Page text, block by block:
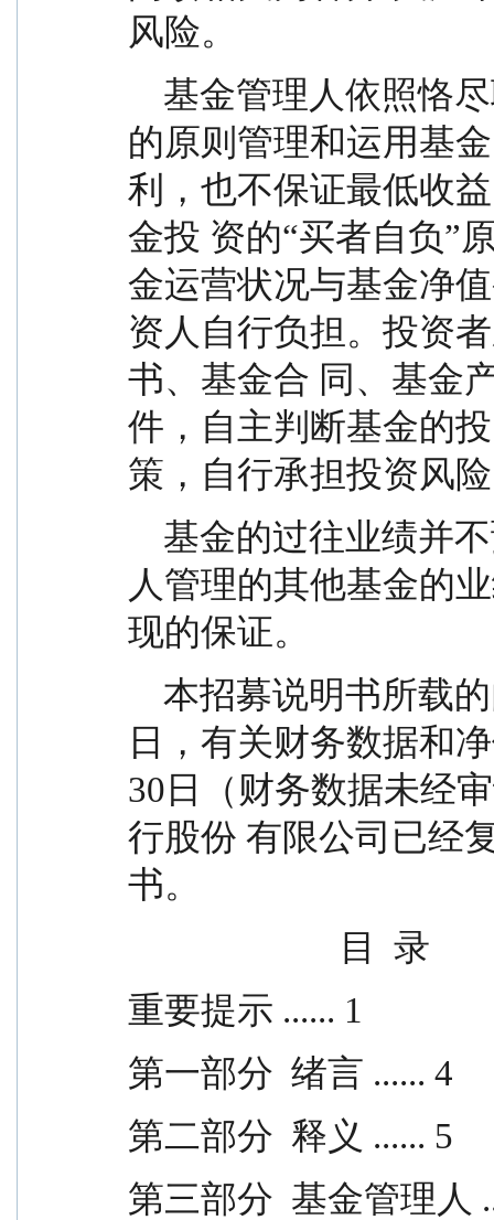
风险。
的原则管理和运用基
利，也不保证最低收
金投 资的“买者自负”
金运营状况与基金净
资人自行负担。投资
书、基金合 同、基金
件，自主判断基金的
策，自行承担投资风
人管理的其他基金的
现的保证。
日，有关财务数据和
30日（财务数据未经
行股份 有限公司已经
书。
                        目  录
重要提示 ...... 1
第一部分  绪言 ...... 4
第二部分  释义 ...... 5
第三部分  基金管理人